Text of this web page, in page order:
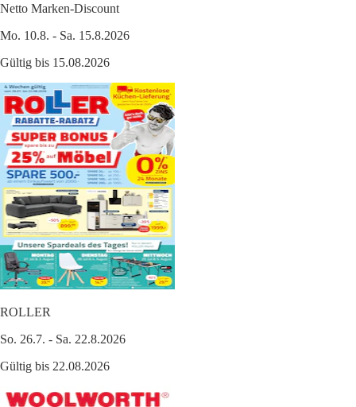
Netto Marken-Discount
Mo. 10.8. - Sa. 15.8.2026
Gültig bis 15.08.2026
ROLLER
So. 26.7. - Sa. 22.8.2026
Gültig bis 22.08.2026